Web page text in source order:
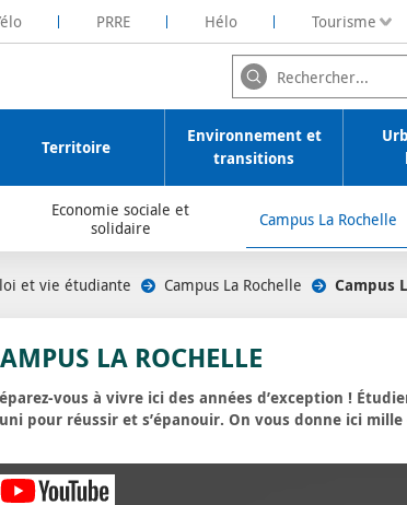
PRRE
Plateforme Rochelaise de Rénovation
Hélo Tourisme
Territoire
Environnement et
transitions
Economie sociale et
solidaire
Campus La Rochelle
et vie étudiante Campus La Rochelle Campus
LA ROCHELLE
vous à vivre ici des années d’exception !
pour réussir et s’épanouir. On vous donne ici